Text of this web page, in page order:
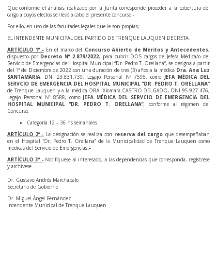
Que conforme el análisis realizado por la Junta corresponde proceder a la cobertura del
cargo a cuyos efectos se llevó a cabo el presente concurso.-
Por ello, en uso de las facultades legales que le son propias;
EL INTENDENTE MUNICIPAL DEL PARTIDO DE TRENQUE LAUQUEN DECRETA:
ARTÍCULO 1º.- En el marco del Concurso Abierto de Méritos y Antecedentes,
dispuesto por Decreto Nº 2.879/2022, para cubrir DOS cargos de Jefe/a Médica/o del
Servicio de Emergencias del Hospital Municipal “Dr. Pedro T. Orellana”, se designa a partir
del 1º de Diciembre de 2022 con una duración de tres (3) años a la médica Dra. Ana Luz
SANTAMARIA, DNI 23.831.739, Legajo Personal Nº 7596, como JEFA MÉDICA DEL
SERVCIO DE EMERGENCIA DEL HOSPITAL MUNICIPAL “DR. PEDRO T. ORELLANA”
de Trenque Lauquen y a la médica DRA. Xiomara CASTRO DELGADO, DNI 95.927.476,
Legajo Personal Nº 8588, como JEFA MÉDICA DEL SERVCIO DE EMERGENCIA DEL
HOSPITAL MUNICIPAL “DR. PEDRO T. ORELLANA”, conforme al régimen del
Concurso:
Categoría 12 – 36 hs semanales
ARTÍCULO 2º.- La designación se realiza con reserva del cargo que desempeñaban
en el Hospital “Dr. Pedro T. Orellana” de la Municipalidad de Trenque Lauquen como
médicas del Servicio de Emergencias.-
ARTÍCULO 3º.-Notifíquese al interesado, a las dependencias que corresponda, regístrese
y archívese.-
Dr. Gustavo Andrés Marchabalo
Secretario de Gobierno
Dr. Miguel Ángel Fernández
Intendente Municipal de Trenque Lauquen